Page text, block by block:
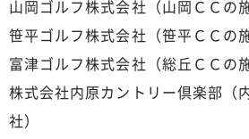
山岡ゴルフ株式会社（山岡ＣＣの
笹平ゴルフ株式会社（笹平ＣＣの
富津ゴルフ株式会社（総丘ＣＣの
株式会社内原カントリー倶楽部（
社）